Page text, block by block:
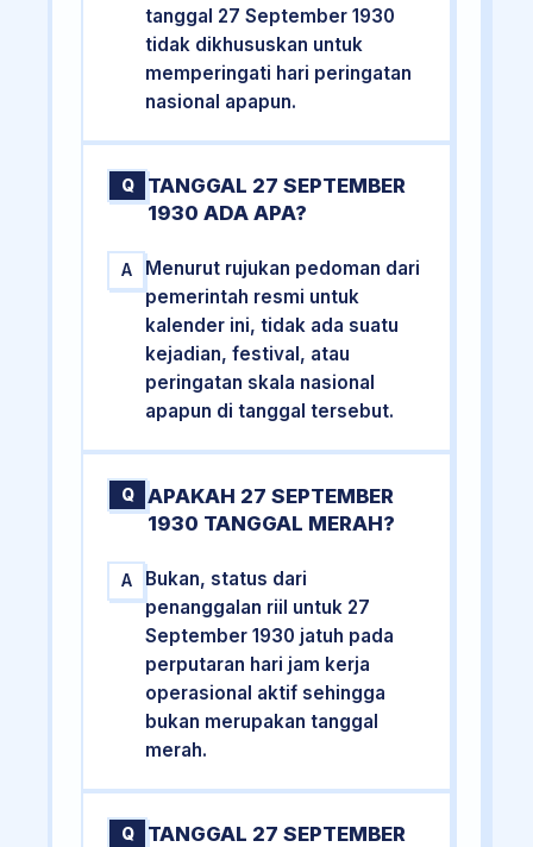
tanggal 27 September 1930
tidak dikhususkan untuk
memperingati hari peringatan
nasional apapun.
Q
TANGGAL 27 SEPTEMBER
1930 ADA APA?
A
Menurut rujukan pedoman dari
pemerintah resmi untuk
kalender ini, tidak ada suatu
kejadian, festival, atau
peringatan skala nasional
apapun di tanggal tersebut.
Q
APAKAH 27 SEPTEMBER
1930 TANGGAL MERAH?
A
Bukan, status dari
penanggalan riil untuk 27
September 1930 jatuh pada
perputaran hari jam kerja
operasional aktif sehingga
bukan merupakan tanggal
merah.
Q
TANGGAL 27 SEPTEMBER